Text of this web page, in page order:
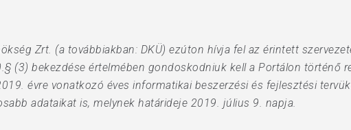
Zrt. (a továbbiakban: DKÜ) ezúton hívja fel az érintett
(3) bekezdése értelmében gondoskodniuk kell a Portálon történő
évre vonatkozó éves informatikai beszerzési és fejlesztési
adataikat is, melynek határideje 2019. július 9. napja.